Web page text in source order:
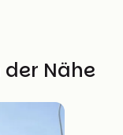
der Nähe